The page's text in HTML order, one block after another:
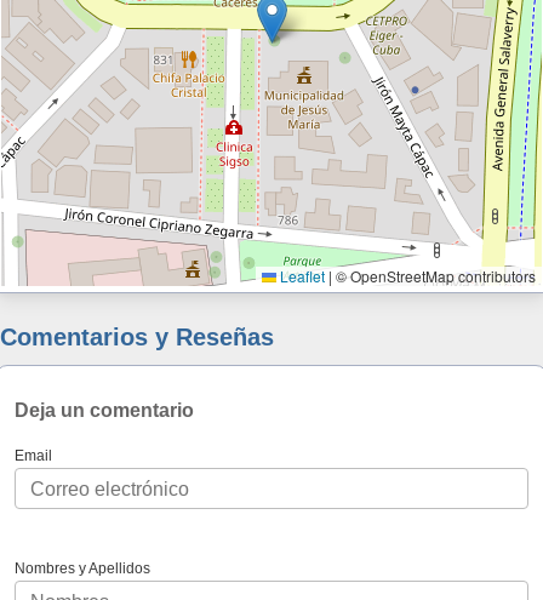
Leaflet | © OpenStreetMap contributors
Comentarios y Reseñas
Deja un comentario
Email
Nombres y Apellidos